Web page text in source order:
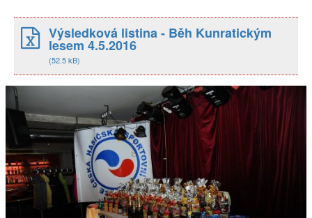
Výsledková listina - Běh Kunratickým
lesem 4.5.2016
(52.5 kB)